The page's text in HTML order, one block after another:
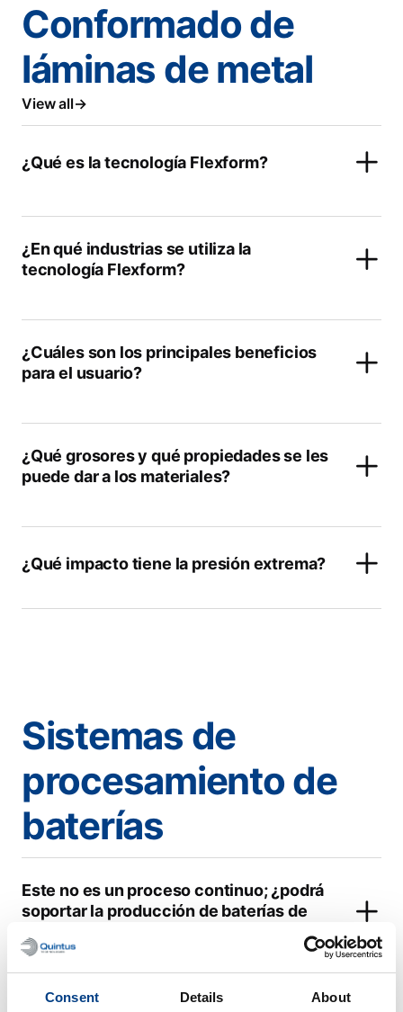
Consent Details About
Conformado de
láminas de metal
View all
¿Qué es la tecnología Flexform?
¿En qué industrias se utiliza la
tecnología Flexform?
¿Cuáles son los principales beneficios
para el usuario?
¿Qué grosores y qué propiedades se les
puede dar a los materiales?
¿Qué impacto tiene la presión extrema?
Sistemas de
procesamiento de
baterías
Este no es un proceso continuo; ¿podrá
soportar la producción de baterías de